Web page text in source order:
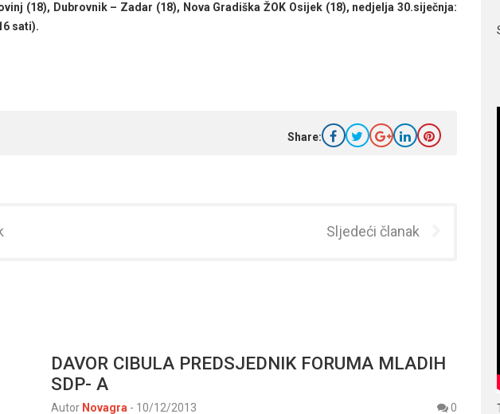
(18), Dubrovnik – Zadar (18), Nova Gradiška ŽOK Osijek (18), nedjelja 30.siječnja:
sati).
Share:
Sljedeći članak
DAVOR CIBULA PREDSJEDNIK FORUMA MLADIH
SDP- A
Autor Novagra - 10/12/2013
0